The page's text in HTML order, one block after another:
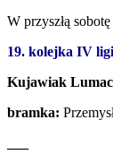
W przyszłą
19. kolejka IV
Kujawiak
bramka: